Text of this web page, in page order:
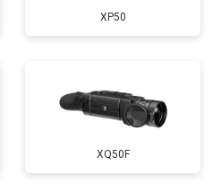
XP50
XQ50F